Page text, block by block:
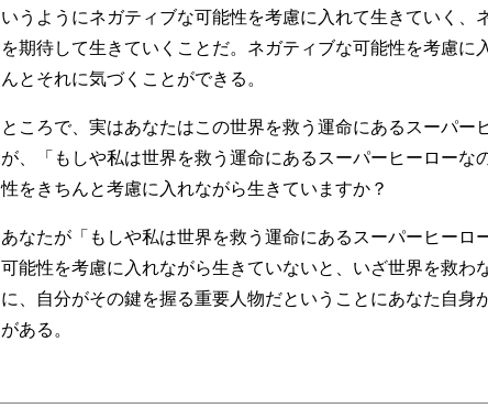
いうようにネガティブな可能性を考慮に入れて生きていく、
を期待して生きていくことだ。ネガティブな可能性を考慮に
んとそれに気づくことができる。
ところで、実はあなたはこの世界を救う運命にあるスーパー
が、「もしや私は世界を救う運命にあるスーパーヒーローな
性をきちんと考慮に入れながら生きていますか？
あなたが「もしや私は世界を救う運命にあるスーパーヒーロ
可能性を考慮に入れながら生きていないと、いざ世界を救わ
に、自分がその鍵を握る重要人物だということにあなた自身
がある。